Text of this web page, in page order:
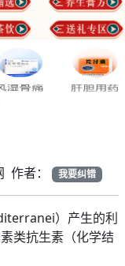
作者： 我要纠错
）产生的利
类抗生素（化学结